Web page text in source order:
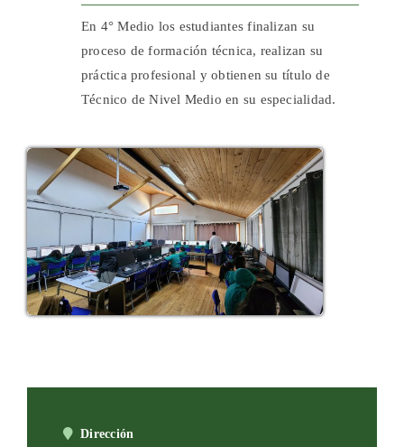
En 4° Medio los estudiantes finalizan su
proceso de formación técnica, realizan su
práctica profesional y obtienen su título de
Técnico de Nivel Medio en su especialidad.
Dirección